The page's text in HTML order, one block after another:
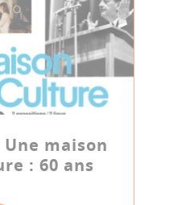
maison
: 60 ans